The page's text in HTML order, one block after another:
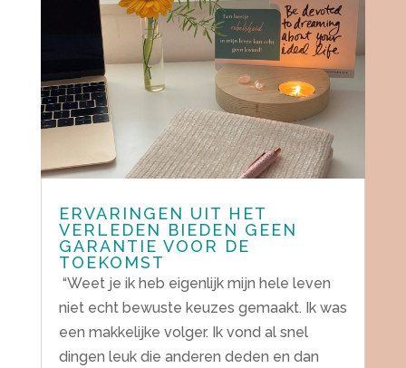
ERVARINGEN UIT HET
VERLEDEN BIEDEN GEEN
GARANTIE VOOR DE
TOEKOMST
“Weet je ik heb eigenlijk mijn hele leven
niet echt bewuste keuzes gemaakt. Ik was
een makkelijke volger. Ik vond al snel
dingen leuk die anderen deden en dan